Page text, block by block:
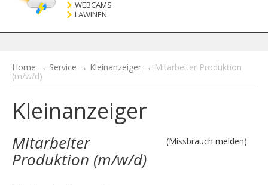
WEBCAMS
LAWINEN
Home → Service → Kleinanzeiger → Mitarbeiter Produktion
(m/w/d)
Kleinanzeiger
Mitarbeiter
Produktion (m/w/d)
(Missbrauch melden)